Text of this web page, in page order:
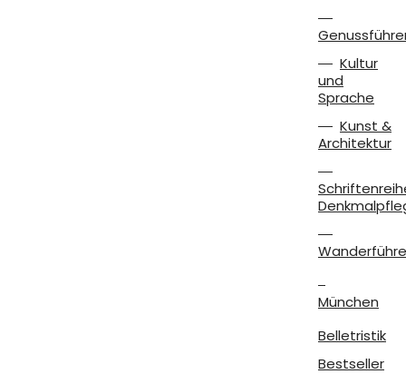
Kultur
und
Sprache
Kunst &
Architektur
München
Belletristik
Bestseller